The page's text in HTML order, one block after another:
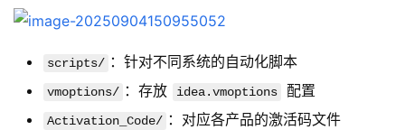
scripts/ ：针对不同系统的自动化脚本
vmoptions/ ：存放 idea.vmoptions 配置
Activation_Code/ ：对应各产品的激活码文件